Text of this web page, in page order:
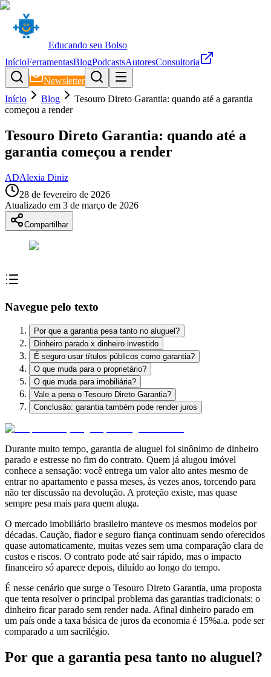
Educando seu Bolso
InícioFerramentasBlogPodcastsAutoresConsultoria
Newsletter
Início
Blog
Tesouro Direto Garantia: quando até a garantia
começou a render
Tesouro Direto Garantia: quando até a
garantia começou a render
ADAlexia Diniz
28 de fevereiro de 2026
Atualizado em 3 de março de 2026
Compartilhar
Navegue pelo texto
Por que a garantia pesa tanto no aluguel?
Dinheiro parado x dinheiro investido
É seguro usar títulos públicos como garantia?
O que muda para o proprietário?
O que muda para imobiliária?
Vale a pena o Tesouro Direto Garantia?
Conclusão: garantia também pode render juros
Durante muito tempo, garantia de aluguel foi sinônimo de dinheiro
parado e estresse no fim do contrato. Quem já alugou imóvel
conhece a sensação: você entrega um valor alto antes mesmo de
entrar no apartamento e passa meses, às vezes anos, torcendo para
não ter discussão na devolução. A proteção existe, mas quase
sempre pesa mais para quem aluga.
O mercado imobiliário brasileiro manteve os mesmos modelos por
décadas. Caução, fiador e seguro fiança continuam sendo oferecidos
quase automaticamente, muitas vezes sem uma comparação clara de
custos e riscos. O contrato pode até sair rápido, mas o impacto
financeiro só aparece depois, diluído ao longo do tempo.
É nesse cenário que surge o Tesouro Direto Garantia, uma proposta
que tenta resolver o principal problema das garantias tradicionais: o
dinheiro ficar parado sem render nada. Afinal dinheiro parado em
um país onde a taxa básica de juros da economia é 15%a.a. pode ser
comparado a um sacrilégio.
Por que a garantia pesa tanto no aluguel?